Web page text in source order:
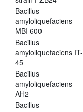
Bacillus
amyloliquefaciens
MBI 600
Bacillus
amyloliquefaciens IT-
45
Bacillus
amyloliquefaciens
AH2
Bacillus